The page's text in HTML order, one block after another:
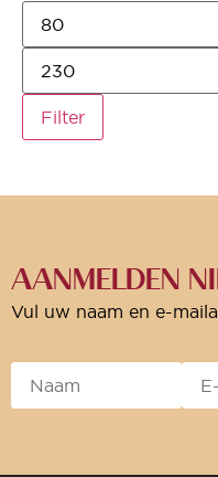
Filter
AANMELDEN
Vul uw naam en e-